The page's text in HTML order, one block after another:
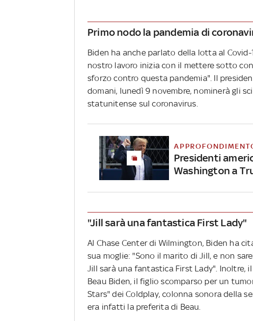
Primo nodo la pandemia di
Biden ha anche parlato della lotta al
nostro lavoro inizia con il mettere sotto
sforzo contro questa pandemia". Il
domani, lunedì 9 novembre, nominerà gli
statunitense sul coronavirus.
Presidenti
Washington a
"Jill sarà una fantastica First Lady"
Al Chase Center di Wilmington, Biden ha
sua moglie: "Sono il marito di Jill, e non
Jill sarà una fantastica First Lady". Inoltre,
Beau Biden, il figlio scomparso per un
Stars" dei Coldplay, colonna sonora della
era infatti la preferita di Beau.